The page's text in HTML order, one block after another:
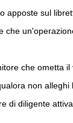
sul
che
non
di diligente